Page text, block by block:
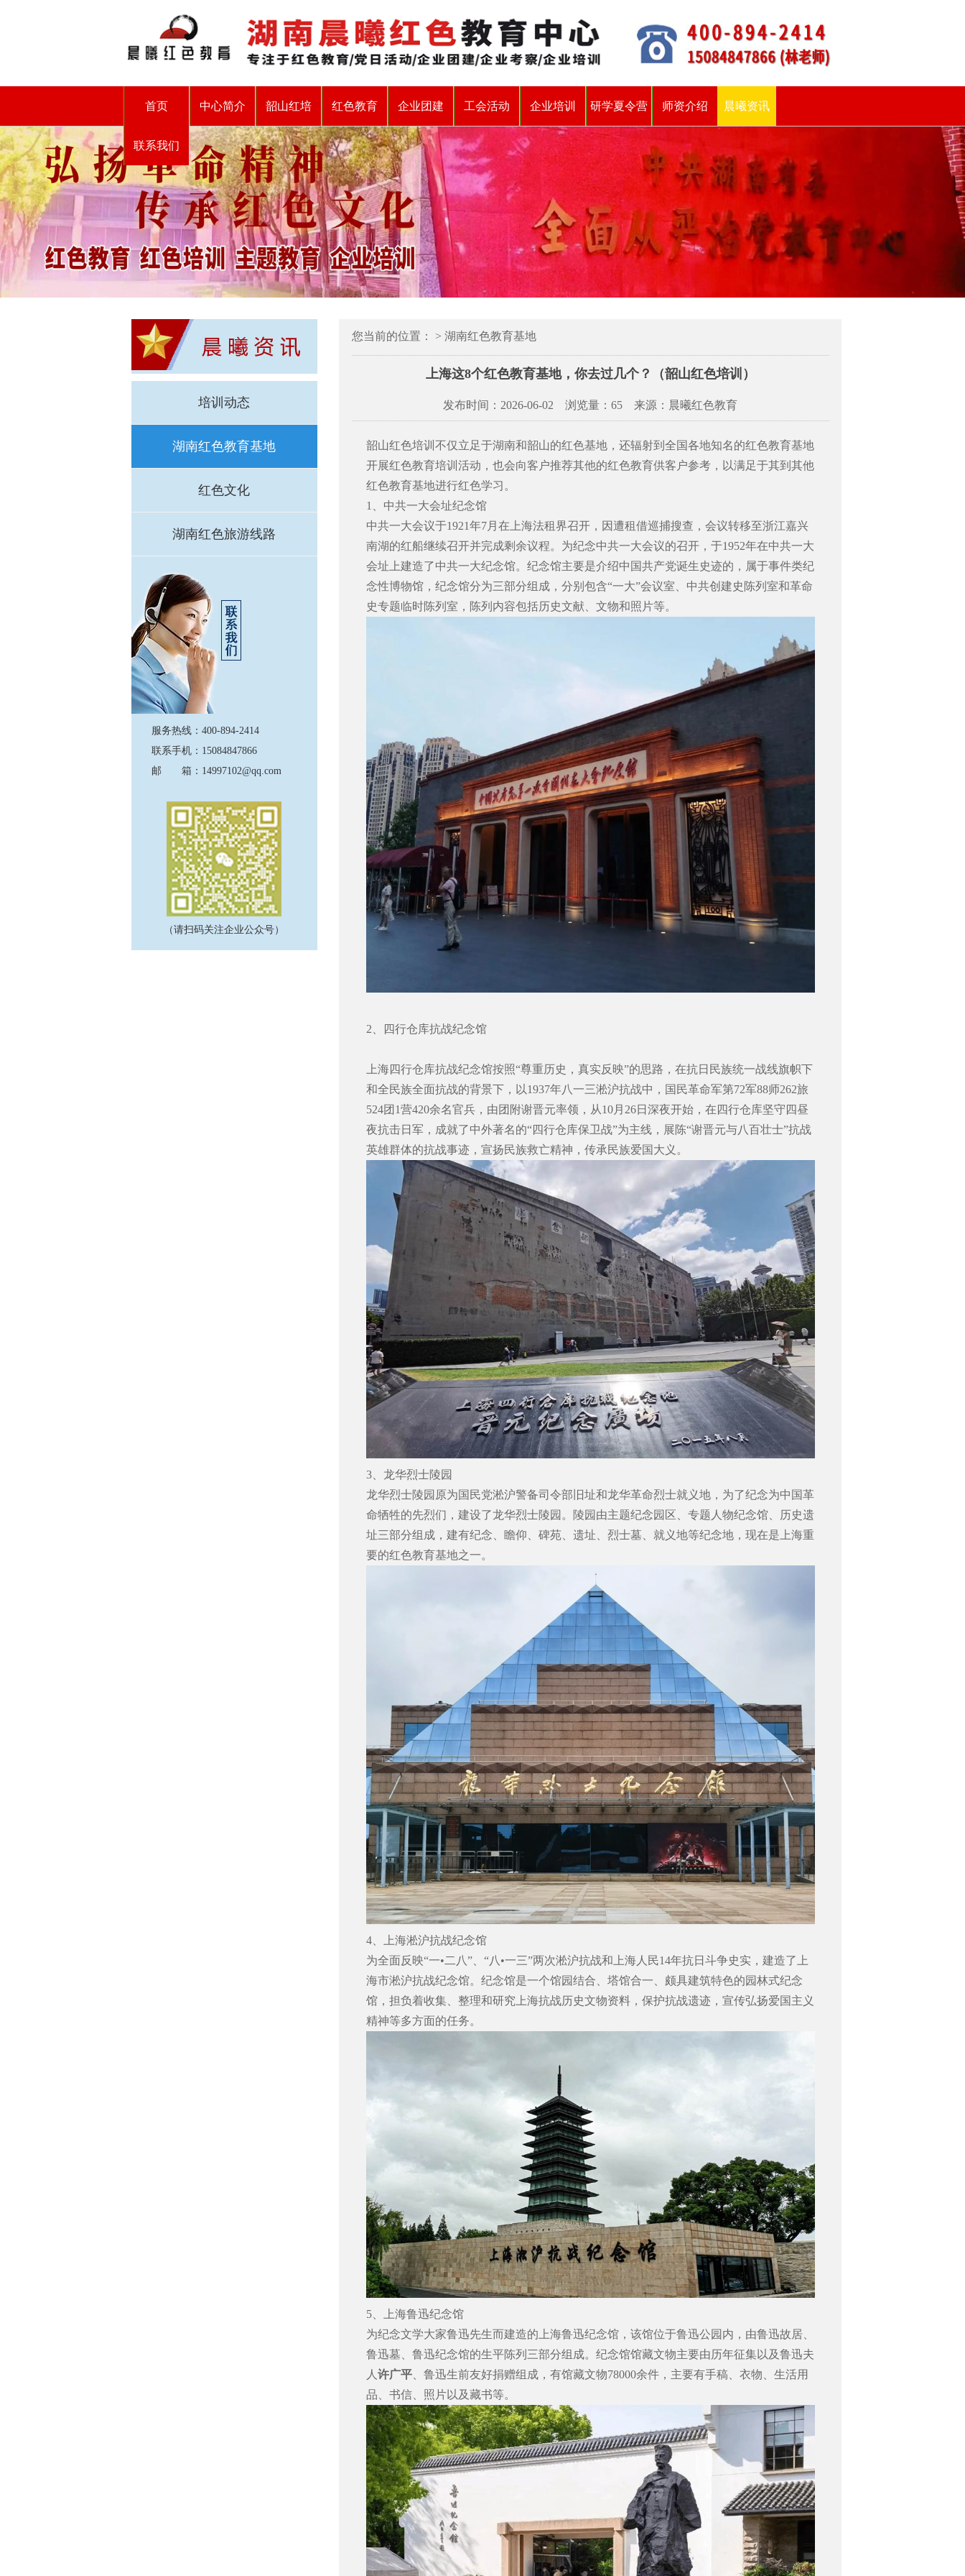
首页 中心简介 韶山红培 红色教育 企业团建 工会活动 企业培训 研学夏令营 师资介绍 晨曦资讯
联系我们
培训动态
湖南红色教育基地
红色文化
湖南红色旅游线路
服务热线：400-894-2414
联系手机：15084847866
邮 箱：14997102@qq.com
（请扫码关注企业公众号）
您当前的位置： > 湖南红色教育基地
上海这8个红色教育基地，你去过几个？（韶山红色培训）
发布时间：2026-06-02 浏览量： 65 来源：晨曦红色教育
韶山红色培训不仅立足于湖南和韶山的红色基地，还辐射到全国各地知名的红色教育基地
开展红色教育培训活动，也会向客户推荐其他的红色教育供客户参考，以满足于其到其他
红色教育基地进行红色学习。
1
、中共一大会址纪念馆
中共一大会议于1921年7月在上海法租界召开，因遭租借巡捕搜查，会议转移至浙江嘉兴
南湖的红船继续召开并完成剩余议程。为纪念中共一大会议的召开，于1952年在中共一大
会址上建造了中共一大纪念馆。纪念馆主要是介绍中国共产党诞生史迹的，属于事件类纪
念性博物馆，纪念馆分为三部分组成，分别包含“一大”会议室、中共创建史陈列室和革命
史专题临时陈列室，陈列内容包括历史文献、文物和照片等。
2 、四行仓库抗战纪念馆
上海四行仓库抗战纪念馆按照“尊重历史，真实反映”的思路，在抗日民族统一战线旗帜下
和全民族全面抗战的背景下，以1937年八一三淞沪抗战中，国民革命军第72军88师262旅
524团 1营420余名官兵，由团附谢晋元率领，从10月 26日深夜开始，在四行仓库坚守四昼
夜抗击日军，成就了中外著名的“四行仓库保卫战”为主线，展陈“谢晋元与八百壮士”抗战
英雄群体的抗战事迹，宣扬民族救亡精神，传承民族爱国大义。
3、龙华烈士陵园
龙华烈士陵园原为国民党淞沪警备司令部旧址和龙华革命烈士就义地，为了纪念为中国革
命牺牲的先烈们，建设了龙华烈士陵园。陵园由主题纪念园区、专题人物纪念馆、历史遗
址三部分组成，建有纪念、瞻仰、碑苑、遗址、烈士墓、就义地等纪念地，现在是上海重
要的红色教育基地之一。
4、上海淞沪抗战纪念馆
为全面反映“一•二八”、“八•一三”两次淞沪抗战和上海人民14年抗日斗争史实，建造了上
海市淞沪抗战纪念馆。纪念馆是一个馆园结合、塔馆合一、颇具建筑特色的园林式纪念
馆，担负着收集、整理和研究上海抗战历史文物资料，保护抗战遗迹，宣传弘扬爱国主义
精神等多方面的任务。
5、上海鲁迅纪念馆
为纪念文学大家鲁迅先生而建造的上海鲁迅纪念馆，该馆位于鲁迅公园内，由鲁迅故居、
鲁迅墓、鲁迅纪念馆的生平陈列三部分组成。纪念馆馆藏文物主要由历年征集以及鲁迅夫
人 许广平、鲁迅生前友好捐赠组成，有馆藏文物78000余件，主要有手稿、衣物、生活用
品、书信、照片以及藏书等。